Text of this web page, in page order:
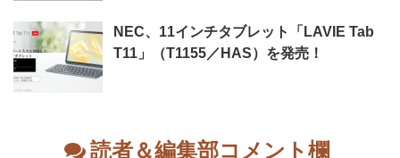
NEC、11インチタブレット「LAVIE Tab
T11」（T1155／HAS）を発売！
読者＆編集部コメント欄